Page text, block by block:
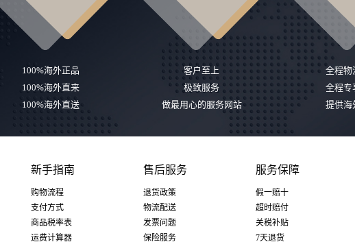
100%海外正品
100%海外直来
100%海外直送
客户至上
极致服务
做最用心的服务网站
全程物
全程专
提供海
新手指南
购物流程
支付方式
商品税率表
运费计算器
售后服务
退货政策
物流配送
发票问题
保险服务
服务保障
假一赔十
超时赔付
关税补贴
7天退货